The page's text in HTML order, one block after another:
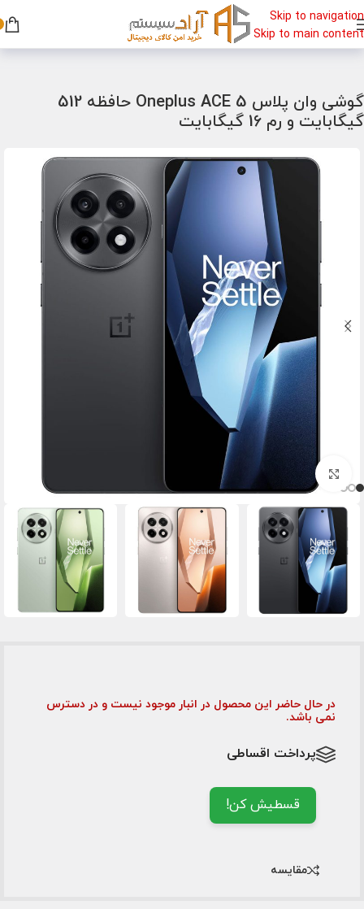
Skip to navigation
Skip to main content
خانه/گوشی/ گوشی گیمینگ
گوشی وان پلاس Oneplus ACE 5 حافظه 512
گیگابایت و رم 16 گیگابایت
برای بزرگنمایی کلیک کنید
در حال حاضر این محصول در انبار موجود نیست و در دسترس
نمی باشد.
پرداخت اقساطی
قسطیش کن!
مقایسه